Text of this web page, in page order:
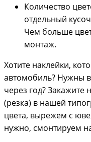
Количество
отдельный
Чем больше
монтаж.
Хотите наклейки,
автомобиль? Нужны
через год? Закажите
(резка) в нашей
цвета, вырежем с
нужно, смонтируем